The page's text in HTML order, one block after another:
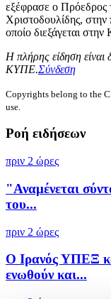
εξέφρασε ο Πρόεδρος
Χριστοδουλίδης,
οποίο διεξάγεται
Η πλήρης είδηση είναι
ΚΥΠΕ.Σύνδεση
Copyrights belong to the
use.
Ροή ειδήσεων
πριν 2 ώρες
"Αναμένεται
του...
πριν 2 ώρες
Ο Ιρανός ΥΠΕΞ
ενωθούν και...